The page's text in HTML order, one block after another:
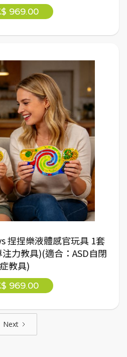
969.00
捏捏樂液體感官玩具 1套
力教具)(適合：ASD自閉
症教具)
969.00
Next